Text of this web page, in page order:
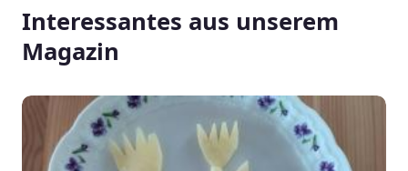
Interessantes aus unserem
Magazin